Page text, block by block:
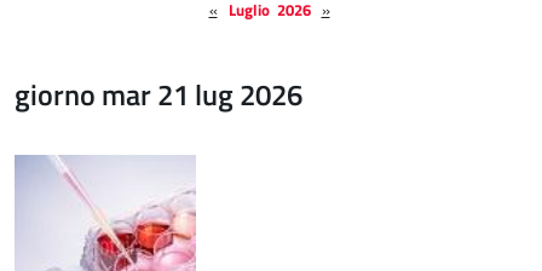
« Luglio 2026 »
giorno mar 21 lug 2026